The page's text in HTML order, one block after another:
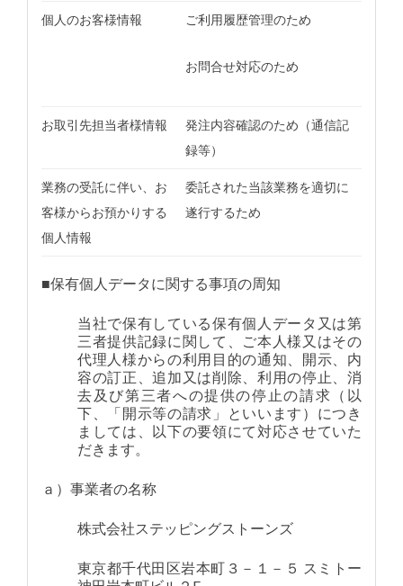
個人のお客様情報 ご利用履歴管理のため
お問合せ対応のため
お取引先担当者様情報
発注内容確認のため（通信記
録等）
業務の受託に伴い、お
客様からお預かりする
個人情報
委託された当該業務を適切に
遂行するため
■保有個人データに関する事項の周知
当社で保有している保有個人データ又は第
三者提供記録に関して、ご本人様又はその
代理人様からの利用目的の通知、開示、内
容の訂正、追加又は削除、利用の停止、消
去及び第三者への提供の停止の請求（以
下、「開示等の請求」といいます）につき
ましては、以下の要領にて対応させていた
だきます。
ａ）事業者の名称
株式会社ステッピングストーンズ
東京都千代田区岩本町３－１－５ スミトー